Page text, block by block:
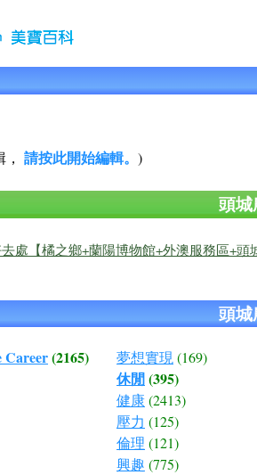
請按此開始編輯。 )
頭
處【橘之鄉+蘭陽博物館+外澳服務區+頭
頭
Career(2165) 夢想實現(169)
休閒(395)
健康(2413)
壓力 (125)
倫理 (121)
興趣 (775)